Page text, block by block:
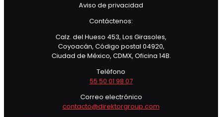
Aviso de privacidad
Contáctenos:
Calz. del Hueso 453, Los Girasoles,
Coyoacán, Código postal 04920,
Ciudad de México, CDMX, Oficina 14B.
Teléfono
55 50 01 98 07
Correo electrónico
contacto@direktorgroup.com